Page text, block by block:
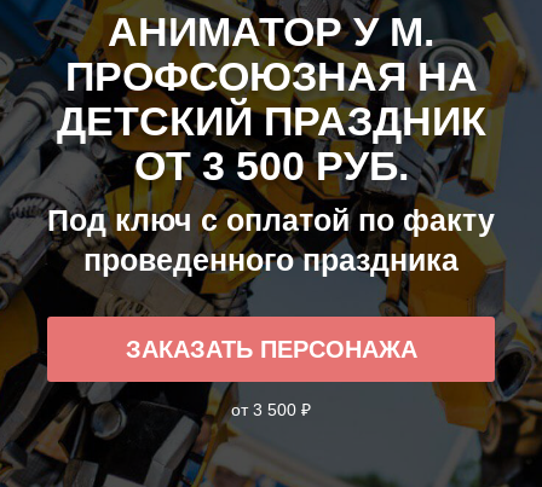
АНИМАТОР У М.
ПРОФСОЮЗНАЯ НА
ДЕТСКИЙ ПРАЗДНИК
ОТ 3 500 РУБ.
Под ключ с оплатой по факту
проведенного праздника
ЗАКАЗАТЬ ПЕРСОНАЖА
от 3 500 ₽